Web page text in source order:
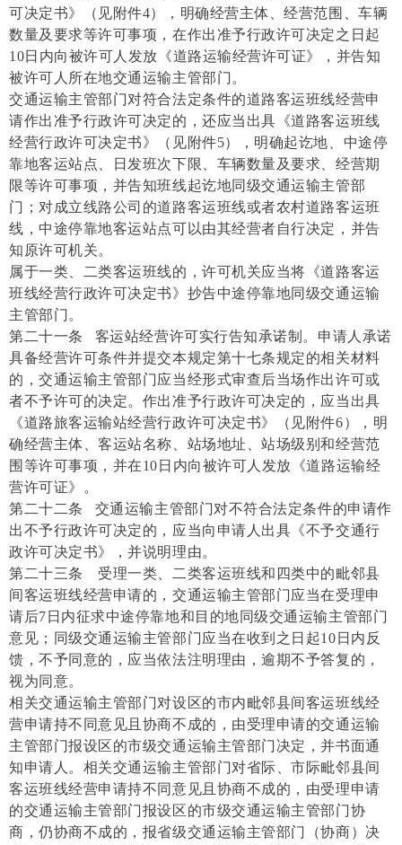
可决定书》（见附件4），明确经营主体、经营范围、车辆
数量及要求等许可事项，在作出准予行政许可决定之日起
10日内向被许可人发放《道路运输经营许可证》，并告知
被许可人所在地交通运输主管部门。
交通运输主管部门对符合法定条件的道路客运班线经营申
请作出准予行政许可决定的，还应当出具《道路客运班线
经营行政许可决定书》（见附件5），明确起讫地、中途停
靠地客运站点、日发班次下限、车辆数量及要求、经营期
限等许可事项，并告知班线起讫地同级交通运输主管部
门；对成立线路公司的道路客运班线或者农村道路客运班
线，中途停靠地客运站点可以由其经营者自行决定，并告
知原许可机关。
属于一类、二类客运班线的，许可机关应当将《道路客运
班线经营行政许可决定书》抄告中途停靠地同级交通运输
主管部门。
第二十一条 客运站经营许可实行告知承诺制。申请人承诺
具备经营许可条件并提交本规定第十七条规定的相关材料
的，交通运输主管部门应当经形式审查后当场作出许可或
者不予许可的决定。作出准予行政许可决定的，应当出具
《道路旅客运输站经营行政许可决定书》（见附件6），明
确经营主体、客运站名称、站场地址、站场级别和经营范
围等许可事项，并在10日内向被许可人发放《道路运输经
营许可证》。
第二十二条 交通运输主管部门对不符合法定条件的申请作
出不予行政许可决定的，应当向申请人出具《不予交通行
政许可决定书》，并说明理由。
第二十三条 受理一类、二类客运班线和四类中的毗邻县
间客运班线经营申请的，交通运输主管部门应当在受理申
请后7日内征求中途停靠地和目的地同级交通运输主管部门
意见；同级交通运输主管部门应当在收到之日起10日内反
馈，不予同意的，应当依法注明理由，逾期不予答复的，
视为同意。
相关交通运输主管部门对设区的市内毗邻县间客运班线经
营申请持不同意见且协商不成的，由受理申请的交通运输
主管部门报设区的市级交通运输主管部门决定，并书面通
知申请人。相关交通运输主管部门对省际、市际毗邻县间
客运班线经营申请持不同意见且协商不成的，由受理申请
的交通运输主管部门报设区的市级交通运输主管部门协
商，仍协商不成的，报省级交通运输主管部门（协商）决